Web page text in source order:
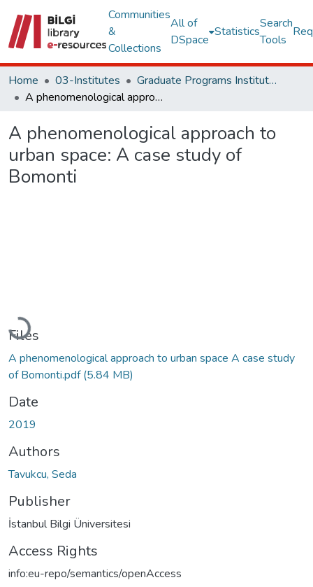
Communities
&
Collections
All of
DSpace
Statistics
Search
Tools
Home 03-Institutes
Graduate Programs Institute Thesis Collection
A phenomenological approach to urban space: A case study of Bomonti
A phenomenological approach to
urban space: A case study of
Bomonti
Loading...
Files
A phenomenological approach to urban space A case study
of Bomonti.pdf(5.84 MB)
Date
2019
Authors
Tavukcu, Seda
Publisher
İstanbul Bilgi Üniversitesi
Access Rights
info:eu-repo/semantics/openAccess